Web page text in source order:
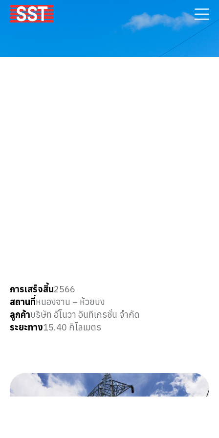
การเสร็จสิ้น2566
สถานที่หนองจาน – ห้วยบง
ลูกค้าบริษัท อีโนวา อินทิเกรชั่น จำกัด
ระยะทาง15.40 กิโลเมตร